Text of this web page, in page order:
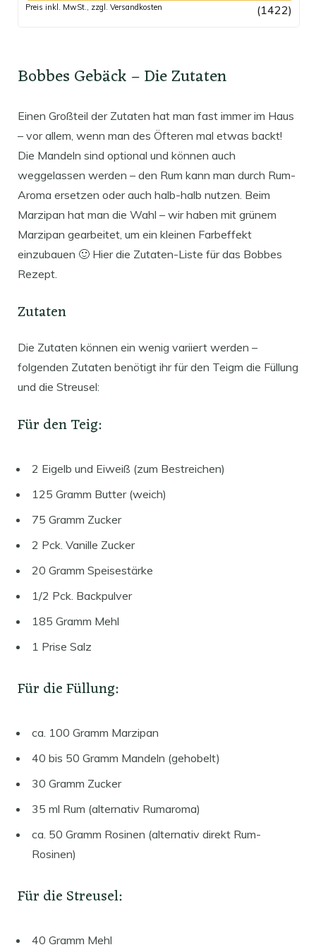
Preis inkl. MwSt., zzgl. Versandkosten (1422)
Bobbes Gebäck – Die Zutaten
Einen Großteil der Zutaten hat man fast immer im Haus
– vor allem, wenn man des Öfteren mal etwas backt!
Die Mandeln sind optional und können auch
weggelassen werden – den Rum kann man durch Rum-
Aroma ersetzen oder auch halb-halb nutzen. Beim
Marzipan hat man die Wahl – wir haben mit grünem
Marzipan gearbeitet, um ein kleinen Farbeffekt
einzubauen 🙂 Hier die Zutaten-Liste für das Bobbes
Rezept.
Zutaten
Die Zutaten können ein wenig variiert werden –
folgenden Zutaten benötigt ihr für den Teigm die Füllung
und die Streusel:
Für den Teig:
2 Eigelb und Eiweiß (zum Bestreichen)
125 Gramm Butter (weich)
75 Gramm Zucker
2 Pck. Vanille Zucker
20 Gramm Speisestärke
1/2 Pck. Backpulver
185 Gramm Mehl
1 Prise Salz
Für die Füllung:
ca. 100 Gramm Marzipan
40 bis 50 Gramm Mandeln (gehobelt)
30 Gramm Zucker
35 ml Rum (alternativ Rumaroma)
ca. 50 Gramm Rosinen (alternativ direkt Rum-
Rosinen)
Für die Streusel:
40 Gramm Mehl